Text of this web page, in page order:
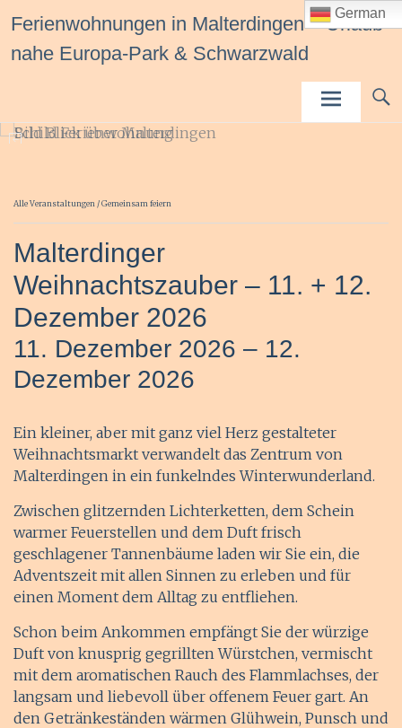
springen
Ferienwohnungen in Malterdingen – Urlaub
nahe Europa-Park & Schwarzwald
Alle Veranstaltungen /Gemeinsam feiern
Malterdinger
Weihnachtszauber – 11. + 12.
Dezember 2026
11. Dezember 2026 – 12.
Dezember 2026
Ein kleiner, aber mit ganz viel Herz gestalteter
Weihnachtsmarkt verwandelt das Zentrum von
Malterdingen in ein funkelndes Winterwunderland.
Zwischen glitzernden Lichterketten, dem Schein
warmer Feuerstellen und dem Duft frisch
geschlagener Tannenbäume laden wir Sie ein, die
Adventszeit mit allen Sinnen zu erleben und für
einen Moment dem Alltag zu entfliehen.
Schon beim Ankommen empfängt Sie der würzige
Duft von knusprig gegrillten Würstchen, vermischt
mit dem aromatischen Rauch des Flammlachses, der
langsam und liebevoll über offenem Feuer gart. An
den Getränkeständen wärmen Glühwein, Punsch und
German